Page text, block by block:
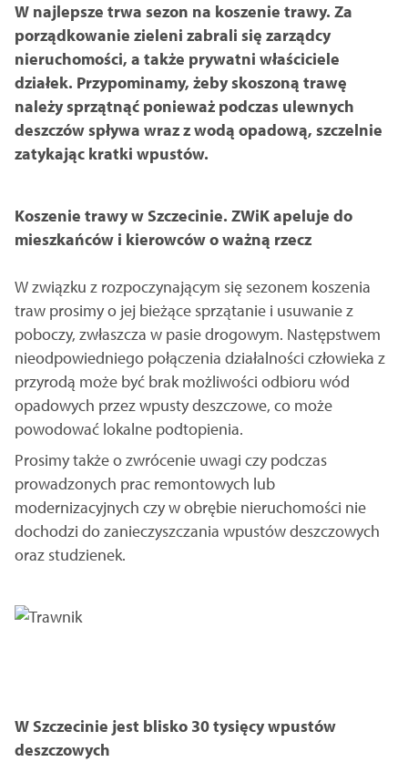
W najlepsze trwa sezon na koszenie trawy. Za
porządkowanie zieleni zabrali się zarządcy
nieruchomości, a także prywatni właściciele
działek. Przypominamy, żeby skoszoną trawę
należy sprzątnąć ponieważ podczas ulewnych
deszczów spływa wraz z wodą opadową, szczelnie
zatykając kratki wpustów.
Koszenie trawy w Szczecinie. ZWiK apeluje do
mieszkańców i kierowców o ważną rzecz
W związku z rozpoczynającym się sezonem koszenia
traw prosimy o jej bieżące sprzątanie i usuwanie z
poboczy, zwłaszcza w pasie drogowym. Następstwem
nieodpowiedniego połączenia działalności człowieka z
przyrodą może być brak możliwości odbioru wód
opadowych przez wpusty deszczowe, co może
powodować lokalne podtopienia.
Prosimy także o zwrócenie uwagi czy podczas
prowadzonych prac remontowych lub
modernizacyjnych czy w obrębie nieruchomości nie
dochodzi do zanieczyszczania wpustów deszczowych
oraz studzienek.
W Szczecinie jest blisko 30 tysięcy wpustów
deszczowych